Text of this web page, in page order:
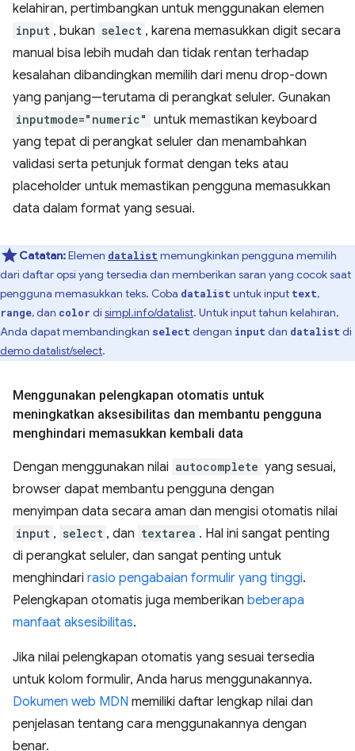
kelahiran, pertimbangkan untuk menggunakan elemen
input , bukan select , karena memasukkan digit secara
manual bisa lebih mudah dan tidak rentan terhadap
kesalahan dibandingkan memilih dari menu drop-down
yang panjang—terutama di perangkat seluler. Gunakan
inputmode="numeric" untuk memastikan keyboard
yang tepat di perangkat seluler dan menambahkan
validasi serta petunjuk format dengan teks atau
placeholder untuk memastikan pengguna memasukkan
data dalam format yang sesuai.
Catatan:Elemen datalistmemungkinkan pengguna memilih
dari daftar opsi yang tersedia dan memberikan saran yang cocok saat
pengguna memasukkan teks. Coba datalistuntuk input text,
range, dan color di simpl.info/datalist. Untuk input tahun kelahiran,
Anda dapat membandingkan selectdengan inputdan datalistdi
demo datalist/select.
Menggunakan pelengkapan otomatis untuk
meningkatkan aksesibilitas dan membantu pengguna
menghindari memasukkan kembali data
Dengan menggunakan nilai autocomplete yang sesuai,
browser dapat membantu pengguna dengan
menyimpan data secara aman dan mengisi otomatis nilai
input , select , dan textarea . Hal ini sangat penting
di perangkat seluler, dan sangat penting untuk
menghindari rasio pengabaian formulir yang tinggi.
Pelengkapan otomatis juga memberikan beberapa
manfaat aksesibilitas.
Jika nilai pelengkapan otomatis yang sesuai tersedia
untuk kolom formulir, Anda harus menggunakannya.
Dokumen web MDN memiliki daftar lengkap nilai dan
penjelasan tentang cara menggunakannya dengan
benar.